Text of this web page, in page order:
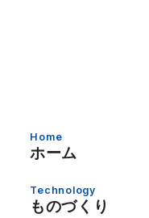
Home
ホーム
Technology
ものづくり